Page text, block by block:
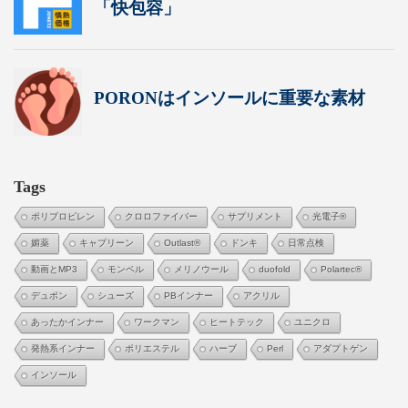
Tags
ポリプロピレン クロロファイバー サプリメント 光電子®
媚薬 キャプリーン Outlast® ドンキ 日常点検
動画とMP3 モンベル メリノウール duofold Polartec®
デュポン シューズ PBインナー アクリル
あったかインナー ワークマン ヒートテック ユニクロ
発熱系インナー ポリエステル ハーブ Perl アダプトゲン
インソール